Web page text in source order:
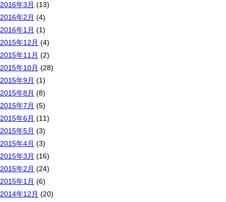
2016年3月 (13)
2016年2月 (4)
2016年1月 (1)
2015年12月 (4)
2015年11月 (2)
2015年10月 (28)
2015年9月 (1)
2015年8月 (8)
2015年7月 (5)
2015年6月 (11)
2015年5月 (3)
2015年4月 (3)
2015年3月 (16)
2015年2月 (24)
2015年1月 (6)
2014年12月 (20)